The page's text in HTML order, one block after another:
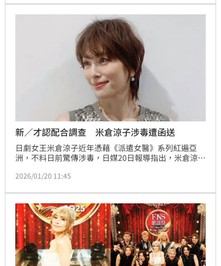
圈」。
新／才認配合調查 米倉涼子涉毒遭函送
日劇女王米倉涼子近年憑藉《派遣女醫》系列紅遍亞
洲，不料日前驚傳涉毒，日媒20日報導指出，米倉涼子
方，消息傳出震撼演藝圈。記者林汝珊
2026/01/20 11:45